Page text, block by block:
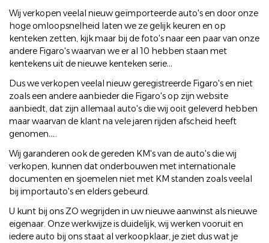
Wij verkopen veelal nieuw geïmporteerde auto's en door onze
hoge omloopsnelheid laten we ze gelijk keuren en op
kenteken zetten, kijk maar bij de foto's naar een paar van onze
andere Figaro's waarvan we er al 10 hebben staan met
kentekens uit de nieuwe kenteken serie…
Dus we verkopen veelal nieuw geregistreerde Figaro's en niet
zoals een andere aanbieder die Figaro's op zijn website
aanbiedt, dat zijn allemaal auto's die wij ooit geleverd hebben
maar waarvan de klant na vele jaren rijden afscheid heeft
genomen…..
Wij garanderen ook de gereden KM's van de auto's die wij
verkopen, kunnen dat onderbouwen met internationale
documenten en sjoemelen niet met KM standen zoals veelal
bij importauto's en elders gebeurd.
U kunt bij ons ZO wegrijden in uw nieuwe aanwinst als nieuwe
eigenaar. Onze werkwijze is duidelijk, wij werken vooruit en
iedere auto bij ons staat al verkoopklaar, je ziet dus wat je